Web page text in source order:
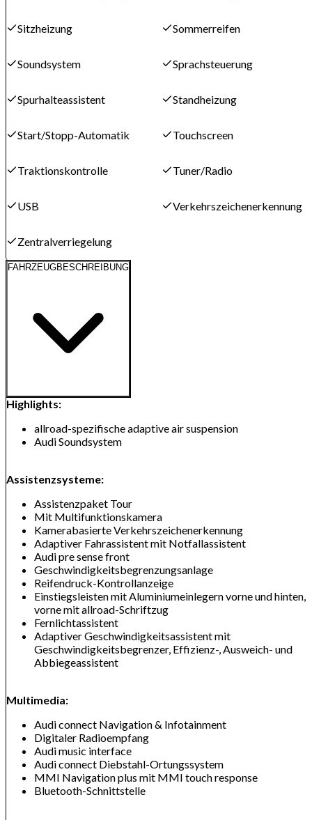
Sitzheizung Sommerreifen
Soundsystem Sprachsteuerung
Spurhalteassistent Standheizung
Start/Stopp-Automatik Touchscreen
Traktionskontrolle Tuner/Radio
USB Verkehrszeichenerkennung
Zentralverriegelung
FAHRZEUGBESCHREIBUNG
Highlights:
allroad-spezifische adaptive air suspension
Audi Soundsystem
Assistenzsysteme:
Assistenzpaket Tour
Mit Multifunktionskamera
Kamerabasierte Verkehrszeichenerkennung
Adaptiver Fahrassistent mit Notfallassistent
Audi pre sense front
Geschwindigkeitsbegrenzungsanlage
Reifendruck-Kontrollanzeige
Einstiegsleisten mit Aluminiumeinlegern vorne und hinten,
vorne mit allroad-Schriftzug
Fernlichtassistent
Adaptiver Geschwindigkeitsassistent mit
Geschwindigkeitsbegrenzer, Effizienz-, Ausweich- und
Abbiegeassistent
Multimedia:
Audi connect Navigation & Infotainment
Digitaler Radioempfang
Audi music interface
Audi connect Diebstahl-Ortungssystem
MMI Navigation plus mit MMI touch response
Bluetooth-Schnittstelle